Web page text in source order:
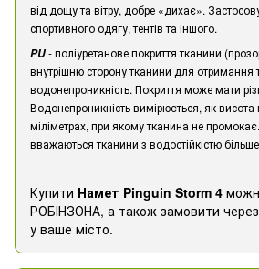
від дощу та вітру, добре «дихає».
спортивного одягу, тентів та іншого.
PU- поліуретанове покриття тканини
внутрішню сторону тканини для отримання
водонепроникність. Покриття може мати
Водонепроникність вимірюється, як
міліметрах, при якому тканина не
вважаються тканини з водостійкістю
Купити Намет Pinguin Storm 4
РОБІНЗОНА, а також замовити
у ваше місто.